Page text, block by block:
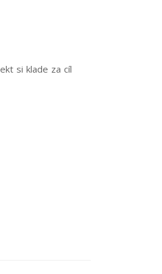
si klade za cíl